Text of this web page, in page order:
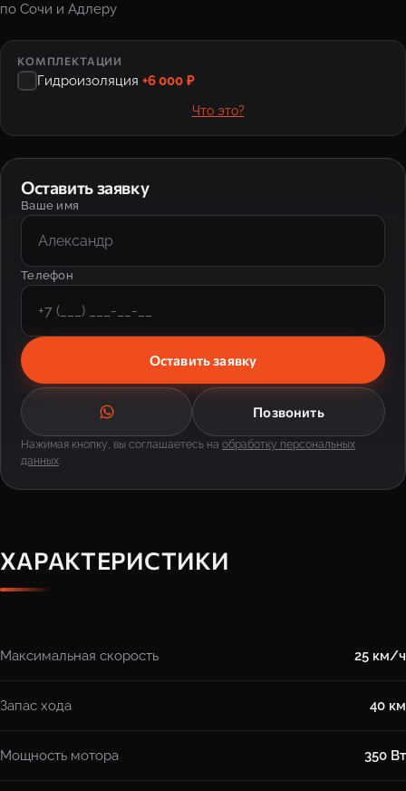
по Сочи и Адлеру
КОМПЛЕКТАЦИИ
Гидроизоляция +6 000 ₽
Что это?
Оставить заявку
Ваше имя
Телефон
Оставить заявку
Позвонить
Нажимая кнопку, вы соглашаетесь на обработку персональных
данных.
ХАРАКТЕРИСТИКИ
Максимальная скорость 25 км/ч
Запас хода 40 км
Мощность мотора 350 Вт